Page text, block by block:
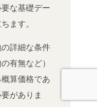
な基礎デー
ます。
詳細な条件
有無など）
算価格であ
がありま